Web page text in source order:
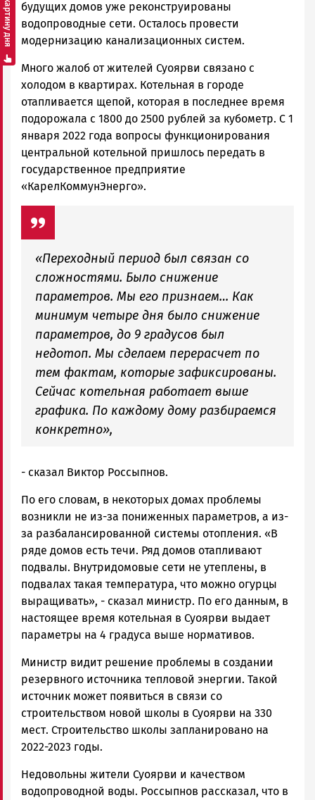
будущих домов уже реконструированы
водопроводные сети. Осталось провести
модернизацию канализационных систем.
Много жалоб от жителей Суоярви связано с
холодом в квартирах. Котельная в городе
отапливается щепой, которая в последнее время
подорожала с 1800 до 2500 рублей за кубометр. С 1
января 2022 года вопросы функционирования
центральной котельной пришлось передать в
государственное предприятие
«КарелКоммунЭнерго».
«Переходный период был связан со
сложностями. Было снижение
параметров. Мы его признаем… Как
минимум четыре дня было снижение
параметров, до 9 градусов был
недотоп. Мы сделаем перерасчет по
тем фактам, которые зафиксированы.
Сейчас котельная работает выше
графика. По каждому дому разбираемся
конкретно»,
- сказал Виктор Россыпнов.
По его словам, в некоторых домах проблемы
возникли не из-за пониженных параметров, а из-
за разбалансированной системы отопления. «В
ряде домов есть течи. Ряд домов отапливают
подвалы. Внутридомовые сети не утеплены, в
подвалах такая температура, что можно огурцы
выращивать», - сказал министр. По его данным, в
настоящее время котельная в Суоярви выдает
параметры на 4 градуса выше нормативов.
Министр видит решение проблемы в создании
резервного источника тепловой энергии. Такой
источник может появиться в связи со
строительством новой школы в Суоярви на 330
мест. Строительство школы запланировано на
2022-2023 годы.
Недовольны жители Суоярви и качеством
водопроводной воды. Россыпнов рассказал, что в